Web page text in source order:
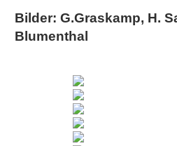
Bilder: G.Graskamp, H.
Blumenthal